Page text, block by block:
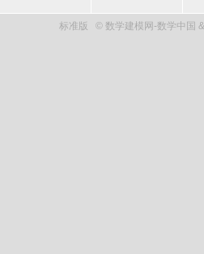
标准版 © 数学建模网-数学中国